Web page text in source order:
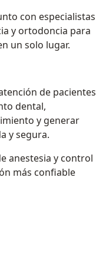
con especialistas
y ortodoncia para
un solo lugar.
de pacientes
dental,
y generar
y segura.
anestesia y control
más confiable